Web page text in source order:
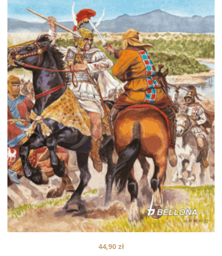
44,90 zł